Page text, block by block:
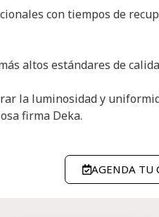
con tiempos de
altos estándares de
la luminosidad y
firma Deka.
AGENDA TU